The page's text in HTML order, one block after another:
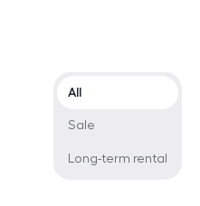
Offer type
All
Sale
Long-term rental